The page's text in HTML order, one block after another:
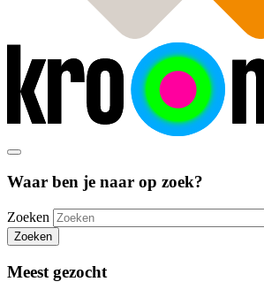
Waar ben je naar op zoek?
Zoeken
Zoeken
Meest gezocht